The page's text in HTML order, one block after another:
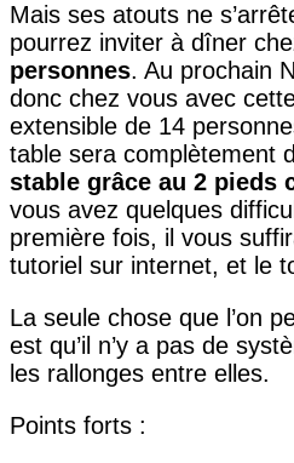
Mais ses atouts ne
pourrez inviter à dîner
personnes. Au prochain
donc chez vous avec
extensible de 14
table sera complètement
stable grâce au 2 pieds
vous avez quelques
première fois, il vous
tutoriel sur internet, et le
La seule chose que l’on
est qu’il n’y a pas de
les rallonges entre elles.
Points forts :